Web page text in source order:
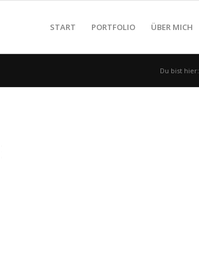
START PORTFOLIO ÜBER MICH
Du bist hier: